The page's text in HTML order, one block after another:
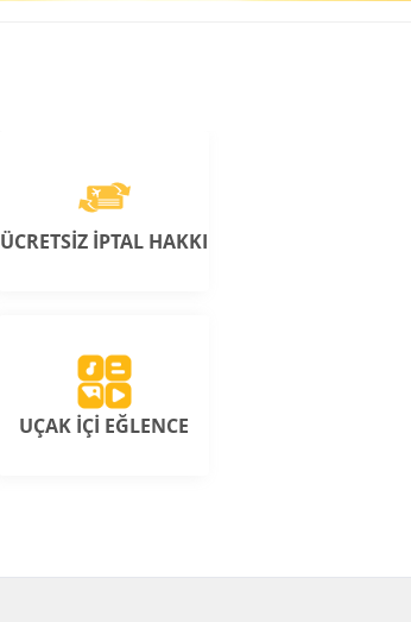
ÜCRETSİZ İPTAL HAKKI
UÇAK İÇİ EĞLENCE